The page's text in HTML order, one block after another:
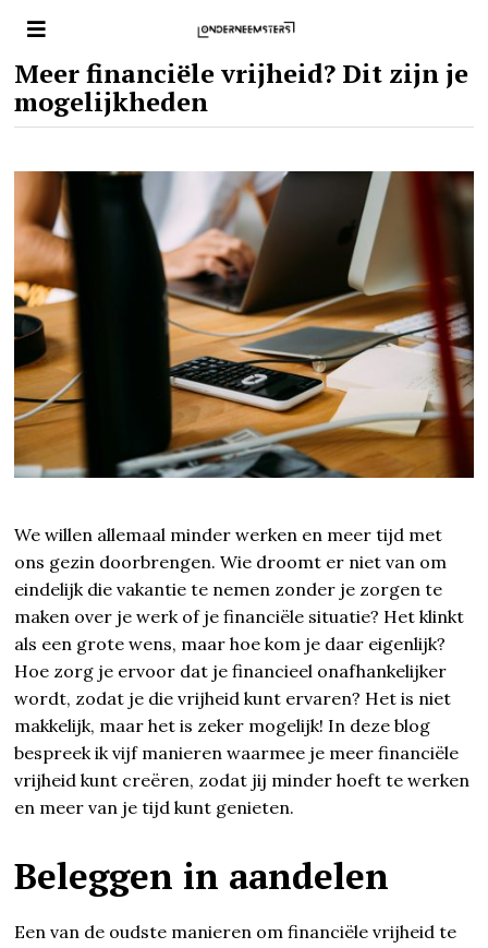
Meer financiële vrijheid? Dit zijn je
mogelijkheden
We willen allemaal minder werken en meer tijd met
ons gezin doorbrengen. Wie droomt er niet van om
eindelijk die vakantie te nemen zonder je zorgen te
maken over je werk of je financiële situatie? Het klinkt
als een grote wens, maar hoe kom je daar eigenlijk?
Hoe zorg je ervoor dat je financieel onafhankelijker
wordt, zodat je die vrijheid kunt ervaren? Het is niet
makkelijk, maar het is zeker mogelijk! In deze blog
bespreek ik vijf manieren waarmee je meer financiële
vrijheid kunt creëren, zodat jij minder hoeft te werken
en meer van je tijd kunt genieten.
Beleggen in aandelen
Een van de oudste manieren om financiële vrijheid te